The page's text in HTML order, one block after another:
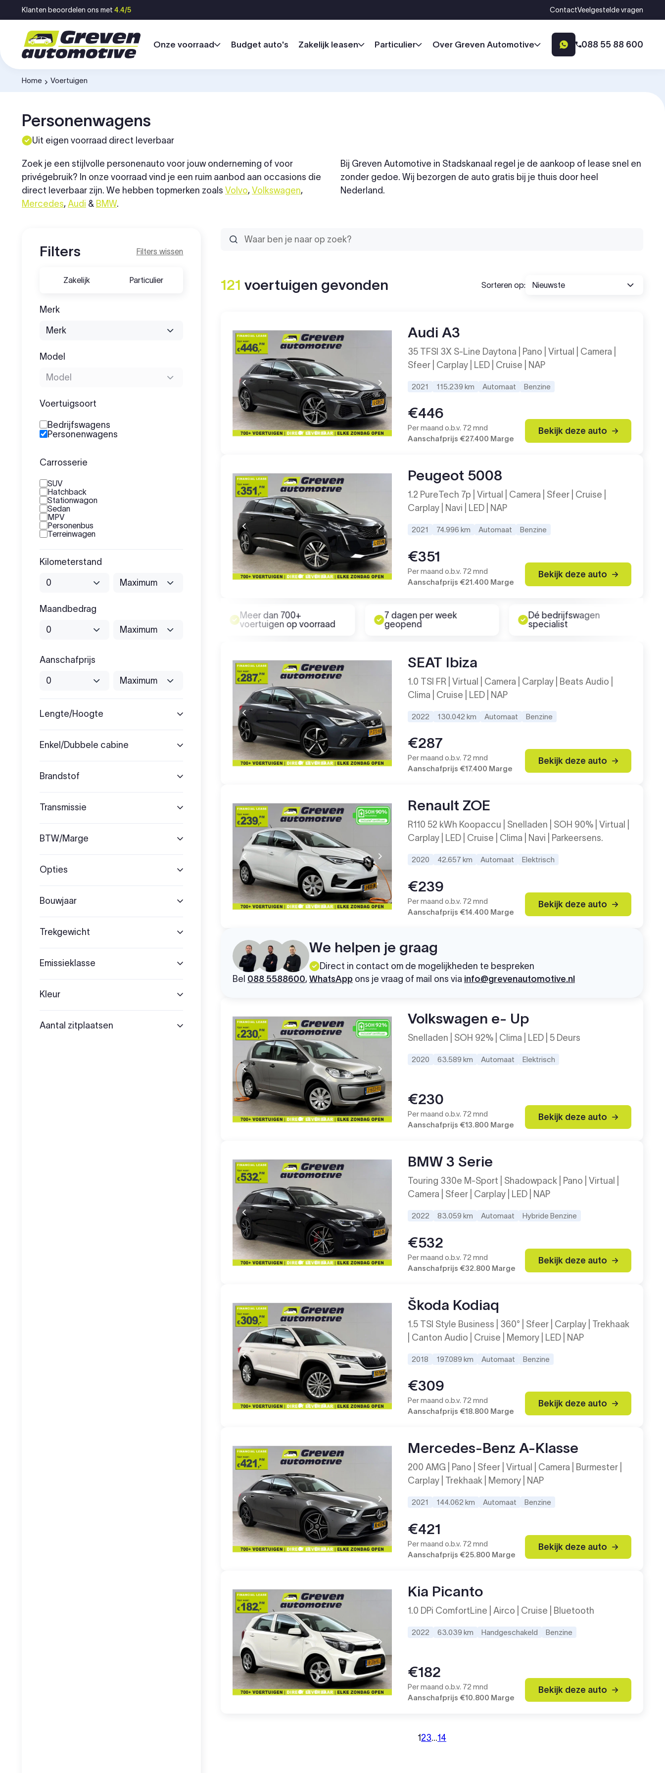
Ga naar inhoud
Klanten beoordelen ons met 4.4/5 ContactVeelgestelde vragen
Onze voorraad Budget auto's Zakelijk leasen Particulier Over Greven Automotive 088 55 88 600
Home
-
Voertuigen
Personenwagens
Uit eigen voorraad direct leverbaar
Zoek je een stijlvolle personenauto voor jouw onderneming of voor
privégebruik? In onze voorraad vind je een ruim aanbod aan occasions die
direct leverbaar zijn. We hebben topmerken zoals Volvo, Volkswagen,
Mercedes, Audi & BMW.
Bij Greven Automotive in Stadskanaal regel je de aankoop of lease snel en
zonder gedoe. Wij bezorgen de auto gratis bij je thuis door heel
Nederland.
Filters Filters wissen
Zakelijk Particulier
Merk
Model
Voertuigsoort
Bedrijfswagens
Personenwagens
Carrosserie
SUV
Hatchback
Stationwagon
Sedan
MPV
Personenbus
Terreinwagen
Kilometerstand
Maandbedrag
Aanschafprijs
Lengte/Hoogte
Enkel/Dubbele cabine
Brandstof
Transmissie
BTW/Marge
Opties
Bouwjaar
Trekgewicht
Emissieklasse
Kleur
Aantal zitplaatsen
121 voertuigen gevonden Sorteren op:
Audi A3
35 TFSI 3X S-Line Daytona | Pano | Virtual | Camera |
Sfeer | Carplay | LED | Cruise | NAP
2021 115.239 km Automaat Benzine
€446
Per maand o.b.v. 72 mnd
Aanschafprijs €27.400 Marge
Bekijk deze auto
Peugeot 5008
1.2 PureTech 7p | Virtual | Camera | Sfeer | Cruise |
Carplay | Navi | LED | NAP
2021 74.996 km Automaat Benzine
€351
Per maand o.b.v. 72 mnd
Aanschafprijs €21.400 Marge
Bekijk deze auto
Binnen 24 uur geleverd
Meer dan 700+
voertuigen op voorraad
7 dagen per week
geopend
Dé bedrijfswagen
specialist
SEAT Ibiza
1.0 TSI FR | Virtual | Camera | Carplay | Beats Audio |
Clima | Cruise | LED | NAP
2022 130.042 km Automaat Benzine
€287
Per maand o.b.v. 72 mnd
Aanschafprijs €17.400 Marge
Bekijk deze auto
Renault ZOE
R110 52 kWh Koopaccu | Snelladen | SOH 90% | Virtual |
Carplay | LED | Cruise | Clima | Navi | Parkeersens.
2020 42.657 km Automaat Elektrisch
€239
Per maand o.b.v. 72 mnd
Aanschafprijs €14.400 Marge
Bekijk deze auto
We helpen je graag
Direct in contact om de mogelijkheden te bespreken
Bel 088 5588600, WhatsAppons je vraag of mail ons via info@grevenautomotive.nl
Volkswagen e- Up
Snelladen | SOH 92% | Clima | LED | 5 Deurs
2020 63.589 km Automaat Elektrisch
€230
Per maand o.b.v. 72 mnd
Aanschafprijs €13.800 Marge
Bekijk deze auto
BMW 3 Serie
Touring 330e M-Sport | Shadowpack | Pano | Virtual |
Camera | Sfeer | Carplay | LED | NAP
2022 83.059 km Automaat Hybride Benzine
€532
Per maand o.b.v. 72 mnd
Aanschafprijs €32.800 Marge
Bekijk deze auto
Škoda Kodiaq
1.5 TSI Style Business | 360° | Sfeer | Carplay | Trekhaak
| Canton Audio | Cruise | Memory | LED | NAP
2018 197.089 km Automaat Benzine
€309
Per maand o.b.v. 72 mnd
Aanschafprijs €18.800 Marge
Bekijk deze auto
Mercedes-Benz A-Klasse
200 AMG | Pano | Sfeer | Virtual | Camera | Burmester |
Carplay | Trekhaak | Memory | NAP
2021 144.062 km Automaat Benzine
€421
Per maand o.b.v. 72 mnd
Aanschafprijs €25.800 Marge
Bekijk deze auto
Kia Picanto
1.0 DPi ComfortLine | Airco | Cruise | Bluetooth
2022 63.039 km Handgeschakeld Benzine
€182
Per maand o.b.v. 72 mnd
Aanschafprijs €10.800 Marge
Bekijk deze auto
1 23…14